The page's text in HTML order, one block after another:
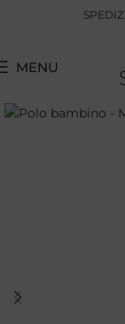
MENU